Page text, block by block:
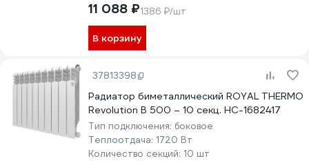
11 088 ₽1386 ₽/шт
В корзину
37813398
Радиатор биметаллический ROYAL THERMO
Revolution B 500 – 10 секц. НС-1682417
Тип подключения: боковое
Теплоотдача: 1720 Вт
Количество секций: 10 шт